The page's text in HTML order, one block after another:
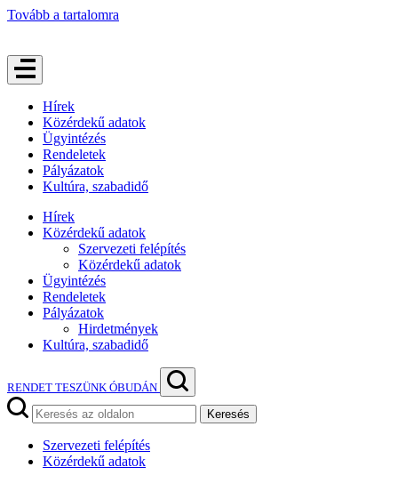
Tovább a tartalomra
Hírek
Közérdekű adatok
Ügyintézés
Rendeletek
Pályázatok
Kultúra, szabadidő
Hírek
Közérdekű adatok
Szervezeti felépítés
Közérdekű adatok
Ügyintézés
Rendeletek
Pályázatok
Hirdetmények
Kultúra, szabadidő
RENDET TESZÜNK ÓBUDÁN
Keresés
Szervezeti felépítés
Közérdekű adatok